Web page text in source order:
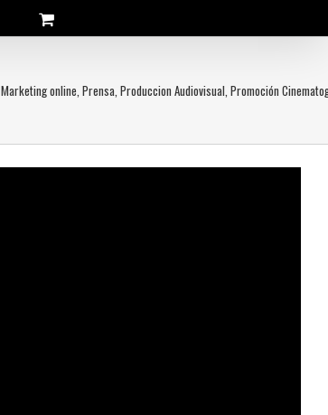
Marketing online Prensa Produccion Audiovisual Promoción